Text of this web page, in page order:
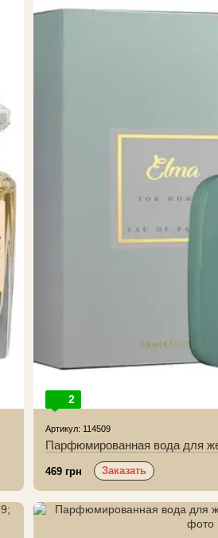
2
Артикул: 114509
Парфюмированная вода для
469 грн Заказать